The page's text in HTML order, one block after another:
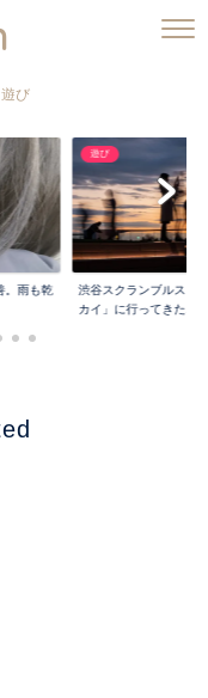
遊び
。雨も乾
遊び
渋谷スクランブルスク
カイ」に行ってきた...